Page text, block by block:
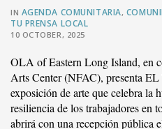
IN AGENDA COMUNITARIA,
TU PRENSA LOCAL
10 OCTOBER, 2025
OLA of Eastern Long Island, en
Arts Center (NFAC), presenta
exposición de arte que celebra la
resiliencia de los trabajadores en
abrirá con una recepción pública